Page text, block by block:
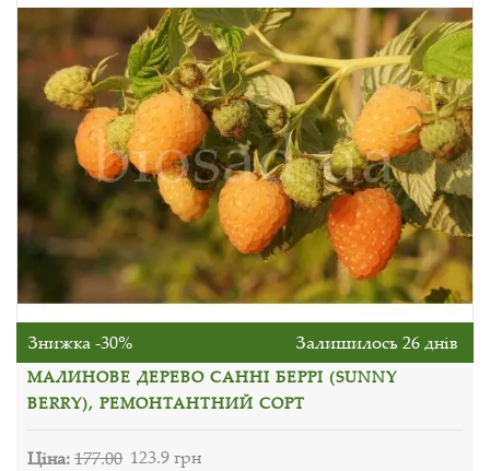
Знижка -30% Залишилось 26 днів
МАЛИНОВЕ ДЕРЕВО САННІ БЕРРІ (SUNNY
BERRY), РЕМОНТАНТНИЙ СОРТ
Ціна:177.00 123.9 грн